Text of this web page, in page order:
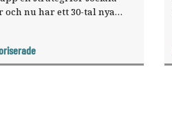
och nu har ett 30-tal nya